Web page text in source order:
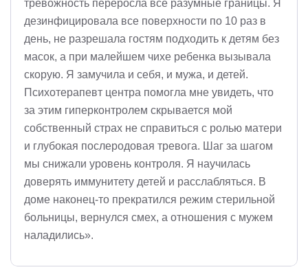
тревожность переросла все разумные границы. Я
дезинфицировала все поверхности по 10 раз в
день, не разрешала гостям подходить к детям без
масок, а при малейшем чихе ребенка вызывала
скорую. Я замучила и себя, и мужа, и детей.
Психотерапевт центра помогла мне увидеть, что
за этим гиперконтролем скрывается мой
собственный страх не справиться с ролью матери
и глубокая послеродовая тревога. Шаг за шагом
мы снижали уровень контроля. Я научилась
доверять иммунитету детей и расслабляться. В
доме наконец-то прекратился режим стерильной
больницы, вернулся смех, а отношения с мужем
наладились».